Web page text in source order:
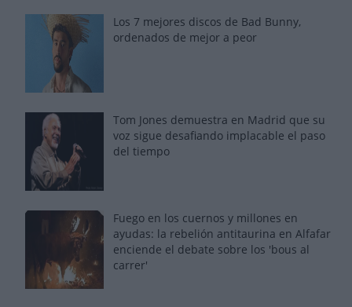
Los 7 mejores discos de Bad Bunny,
ordenados de mejor a peor
Tom Jones demuestra en Madrid que su
voz sigue desafiando implacable el paso
del tiempo
Fuego en los cuernos y millones en
ayudas: la rebelión antitaurina en Alfafar
enciende el debate sobre los 'bous al
carrer'